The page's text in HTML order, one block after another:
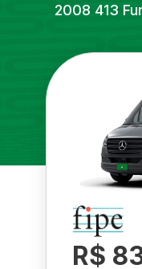
2008 413
R$